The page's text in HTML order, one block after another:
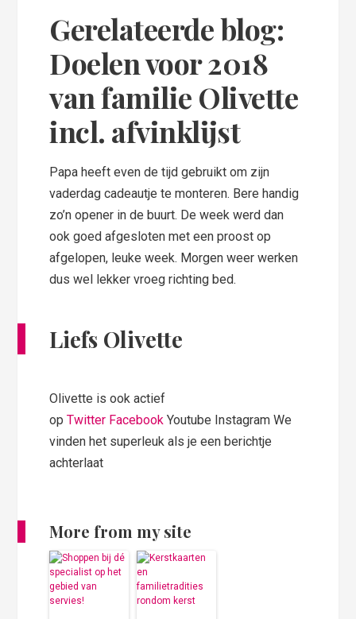
Gerelateerde blog:
Doelen voor 2018
van familie Olivette
incl. afvinklijst
Papa heeft even de tijd gebruikt om zijn
vaderdag cadeautje te monteren. Bere handig
zo’n opener in de buurt. De week werd dan
ook goed afgesloten met een proost op
afgelopen, leuke week. Morgen weer werken
dus wel lekker vroeg richting bed.
Liefs Olivette
Olivette is ook actief
opTwitter Facebook Youtube Instagram We
vinden het superleuk als je een berichtje
achterlaat
More from my site